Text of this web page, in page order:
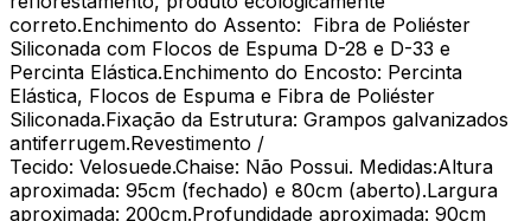
correto.Enchimento do Assento: Fibra de Poliéster
Siliconada com Flocos de Espuma D-28 e D-33 e
Percinta Elástica.Enchimento do Encosto: Percinta
Elástica, Flocos de Espuma e Fibra de Poliéster
Siliconada.Fixação da Estrutura: Grampos galvanizados
antiferrugem.Revestimento /
Tecido: Velosuede.Chaise: Não Possui. Medidas:Altura
aproximada: 95cm (fechado) e 80cm (aberto).Largura
aproximada: 200cm.Profundidade aproximada: 90cm